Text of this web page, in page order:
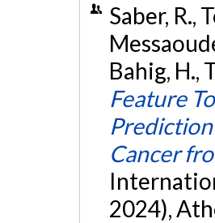
Saber, R.,
Bahig, H.,
Feature
Cancer
2024),